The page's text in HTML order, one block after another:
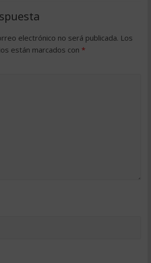
electrónico no será publicada. Los
están marcados con *